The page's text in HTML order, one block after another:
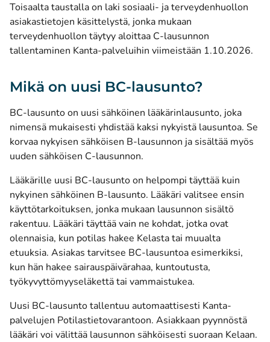
Toisaalta taustalla on laki sosiaali- ja terveydenhuollon
asiakastietojen käsittelystä, jonka mukaan
terveydenhuollon täytyy aloittaa C-lausunnon
tallentaminen Kanta-palveluihin viimeistään 1.10.2026.
Mikä on uusi BC-lausunto?
BC-lausunto on uusi sähköinen lääkärinlausunto, joka
nimensä mukaisesti yhdistää kaksi nykyistä lausuntoa. Se
korvaa nykyisen sähköisen B-lausunnon ja sisältää myös
uuden sähköisen C-lausunnon.
Lääkärille uusi BC-lausunto on helpompi täyttää kuin
nykyinen sähköinen B-lausunto. Lääkäri valitsee ensin
käyttötarkoituksen, jonka mukaan lausunnon sisältö
rakentuu. Lääkäri täyttää vain ne kohdat, jotka ovat
olennaisia, kun potilas hakee Kelasta tai muualta
etuuksia. Asiakas tarvitsee BC-lausuntoa esimerkiksi,
kun hän hakee sairauspäivärahaa, kuntoutusta,
työkyvyttömyyseläkettä tai vammaistukea.
Uusi BC-lausunto tallentuu automaattisesti Kanta-
palvelujen Potilastietovarantoon. Asiakkaan pyynnöstä
lääkäri voi välittää lausunnon sähköisesti suoraan Kelaan.